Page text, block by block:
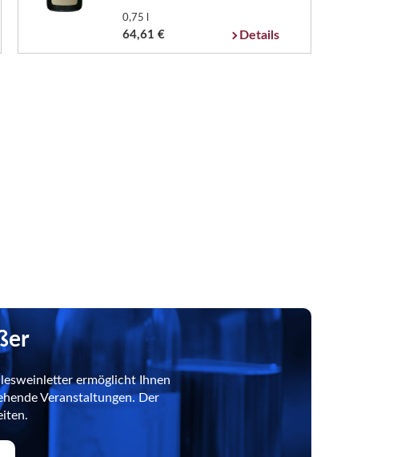
0,75 l
64,61 € Details
ermöglicht Ihnen
Veranstaltungen. Der